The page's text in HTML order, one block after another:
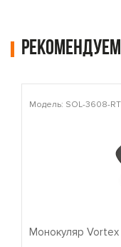
Модель: SOL-3608-RT
Монокуляр